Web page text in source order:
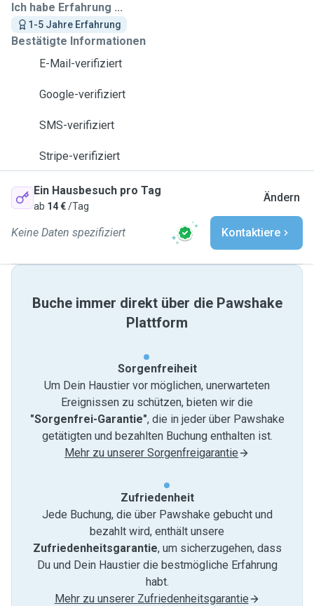
Ich habe Erfahrung ...
1-5 Jahre Erfahrung
Bestätigte Informationen
E-Mail-verifiziert
Google-verifiziert
SMS-verifiziert
Stripe-verifiziert
Ein Hausbesuch pro Tag
ab 14 €/Tag
Ändern
Keine Daten spezifiziert Kontaktiere
Buche immer direkt über die Pawshake
Plattform
Sorgenfreiheit
Um Dein Haustier vor möglichen, unerwarteten
Ereignissen zu schützen, bieten wir die
"Sorgenfrei-Garantie", die in jeder über Pawshake
getätigten und bezahlten Buchung enthalten ist.
Mehr zu unserer Sorgenfreigarantie
Zufriedenheit
Jede Buchung, die über Pawshake gebucht und
bezahlt wird, enthält unsere
Zufriedenheitsgarantie, um sicherzugehen, dass
Du und Dein Haustier die bestmögliche Erfahrung
habt.
Mehr zu unserer Zufriedenheitsgarantie